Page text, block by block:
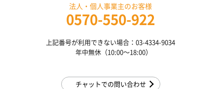
法人・個人事業主のお客様
0570-550-922
上記番号が利用できない場合：03-4334-9034
年中無休（10:00〜18:00）
チャットでの問い合わせ